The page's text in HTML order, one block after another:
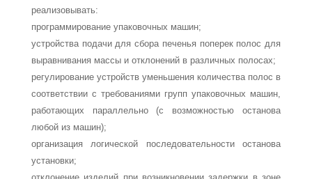
реализовывать:
программирование упаковочных машин;
устройства подачи для сбора печенья поперек полос для
выравнивания массы и отклонений в различных полосах;
регулирование устройств уменьшения количества полос в
соответствии с тре­бованиями групп упаковочных машин,
работающих параллельно (с возможнос­тью останова
любой из машин);
организация логической последовательности останова
установки;